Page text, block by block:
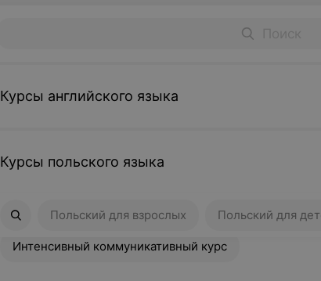
Курсы английского языка
Курсы польского языка
Польский для взрослых Польский для
Польский для взрослых Польский для детей
Интенсивный коммуникативный курс